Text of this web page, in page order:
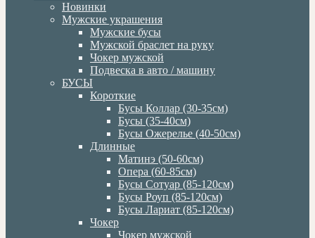
Новинки
Мужские украшения
Мужские бусы
Мужской браслет на руку
Чокер мужской
Подвеска в авто / машину
БУСЫ
Короткие
Бусы Коллар (30-35см)
Бусы (35-40см)
Бусы Ожерелье (40-50см)
Длинные
Матинэ (50-60см)
Опера (60-85см)
Бусы Сотуар (85-120см)
Бусы Роуп (85-120см)
Бусы Лариат (85-120см)
Чокер
Чокер мужской